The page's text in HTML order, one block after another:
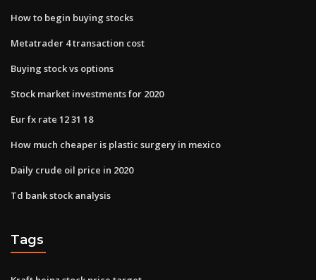
How to begin buying stocks
Metatrader 4 transaction cost
Buying stock vs options
Stock market investments for 2020
Eur fx rate 12 31 18
How much cheaper is plastic surgery in mexico
Daily crude oil price in 2020
Td bank stock analysis
Tags